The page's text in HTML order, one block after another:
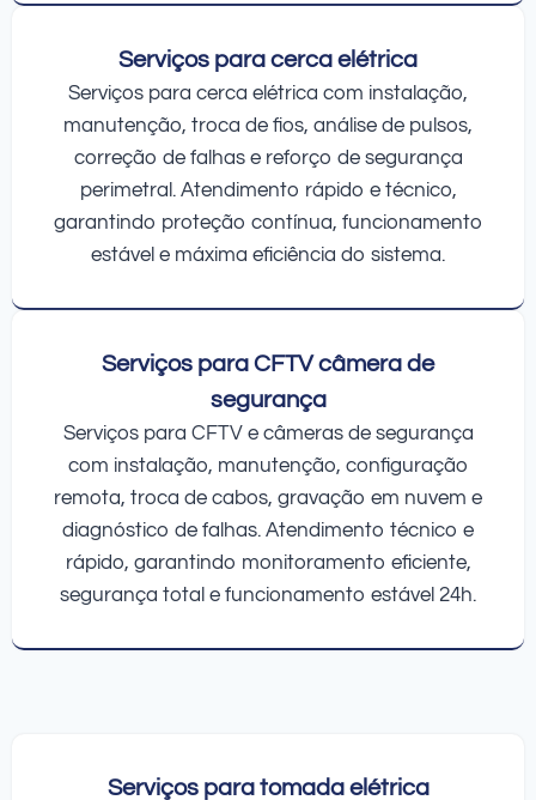
Serviços para cerca elétrica
Serviços para cerca elétrica com instalação,
manutenção, troca de fios, análise de pulsos,
correção de falhas e reforço de segurança
perimetral. Atendimento rápido e técnico,
garantindo proteção contínua, funcionamento
estável e máxima eficiência do sistema.
Serviços para CFTV câmera de
segurança
Serviços para CFTV e câmeras de segurança
com instalação, manutenção, configuração
remota, troca de cabos, gravação em nuvem e
diagnóstico de falhas. Atendimento técnico e
rápido, garantindo monitoramento eficiente,
segurança total e funcionamento estável 24h.
Serviços para tomada elétrica